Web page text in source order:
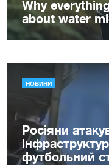
НОВИНИ
Росіяни
футбольний